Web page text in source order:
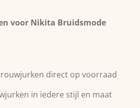
voor Nikita Bruidsmode
direct op voorraad
in iedere stijl en maat